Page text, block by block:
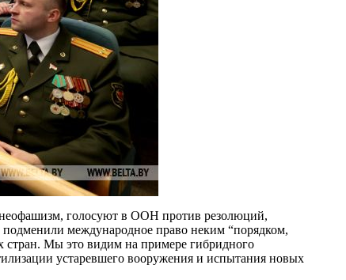
неофашизм, голосуют в ООН против резолюций,
международное право неким “порядком,
стран. Мы это видим на примере гибридного
устаревшего вооружения и испытания новых